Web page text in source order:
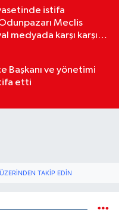
istifa
Meclis
medyada karşı karşıya
Başkanı ve yönetimi
etti
TAKIP EDIN